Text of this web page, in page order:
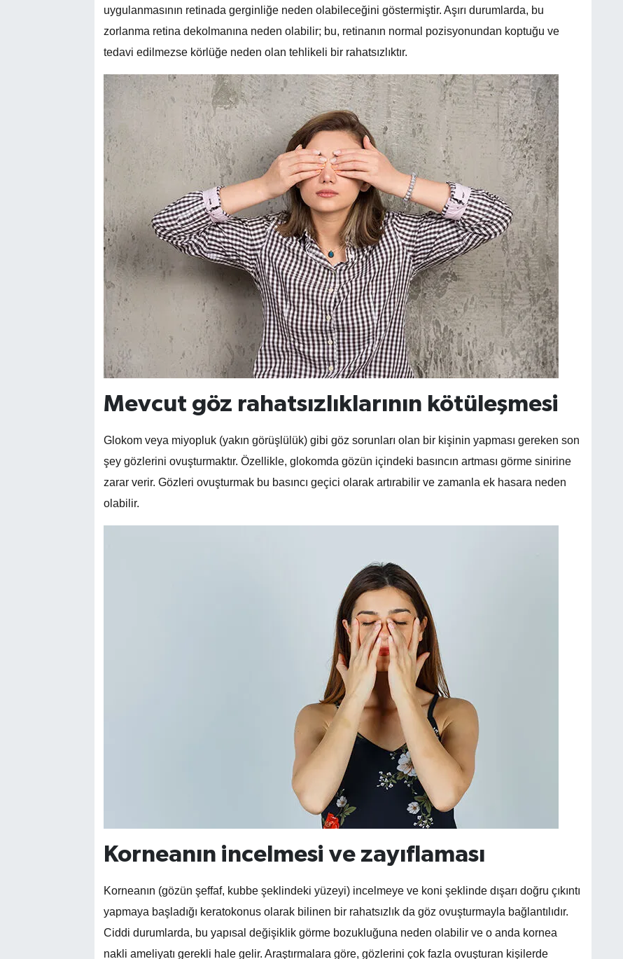
uygulanmasının retinada gerginliğe neden olabileceğini göstermiştir. Aşırı durumlarda, bu
zorlanma retina dekolmanına neden olabilir; bu, retinanın normal pozisyonundan koptuğu ve
tedavi edilmezse körlüğe neden olan tehlikeli bir rahatsızlıktır.
Mevcut göz rahatsızlıklarının kötüleşmesi
Glokom veya miyopluk (yakın görüşlülük) gibi göz sorunları olan bir kişinin yapması gereken son
şey gözlerini ovuşturmaktır. Özellikle, glokomda gözün içindeki basıncın artması görme sinirine
zarar verir. Gözleri ovuşturmak bu basıncı geçici olarak artırabilir ve zamanla ek hasara neden
olabilir.
Korneanın incelmesi ve zayıflaması
Korneanın (gözün şeffaf, kubbe şeklindeki yüzeyi) incelmeye ve koni şeklinde dışarı doğru çıkıntı
yapmaya başladığı keratokonus olarak bilinen bir rahatsızlık da göz ovuşturmayla bağlantılıdır.
Ciddi durumlarda, bu yapısal değişiklik görme bozukluğuna neden olabilir ve o anda kornea
nakli ameliyatı gerekli hale gelir. Araştırmalara göre, gözlerini çok fazla ovuşturan kişilerde